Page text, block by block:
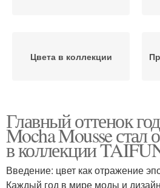
Цвета в коллекции
Главный оттенок
Mocha Mousse стал
в коллекции
Введение: цвет как отражение
Каждый год в мире моды и